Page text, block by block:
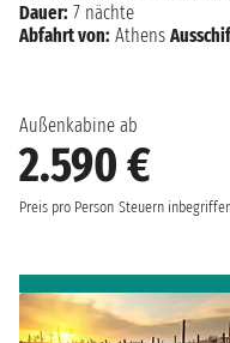
Außenkabine ab
2.590 €
Preis pro Person Steuern
Dauer: 7 nächte
Abfahrt von: Athens